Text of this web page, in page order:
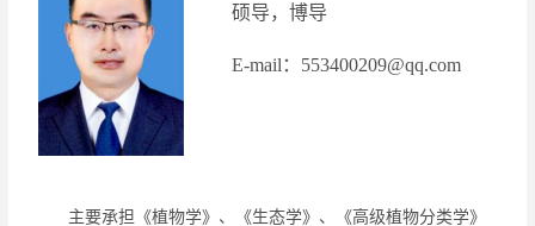
硕导，博导
E-mail ： 553400209@qq.com
主要承担《植物学》、《生态学》、《高级植物分类学》